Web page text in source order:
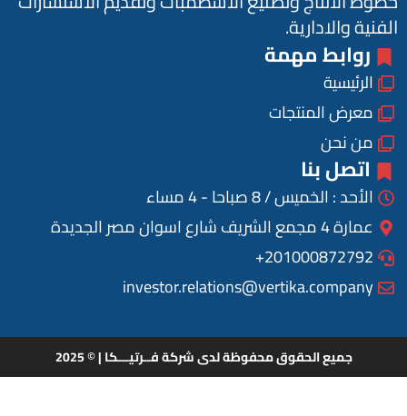
الفنية والادارية.
روابط مهمة
الرئيسية
معرض المنتجات
من نحن
اتصل بنا
الأحد : الخميس / 8 صباحا - 4 مساء
عمارة 4 مجمع الشريف شارع اسوان مصر الجديدة
201000872792+
investor.relations@vertika.company
جميع الحقوق محفوظة لدى شركة فــرتيـــكا | © 2025